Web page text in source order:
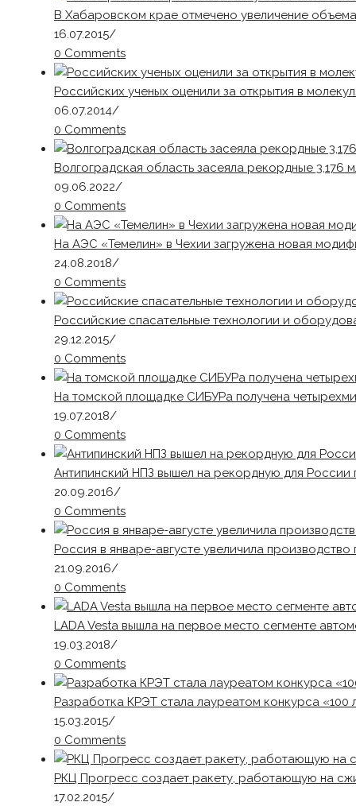
В Хабаровском крае отмечено увеличение
16.07.2015/
0 Comments
Российских ученых оценили за открытия в
06.07.2014/
0 Comments
Волгоградская область засеяла рекордные 3,176
09.06.2022/
0 Comments
На АЭС «Темелин» в Чехии загружена новая
24.08.2018/
0 Comments
Российские спасательные технологии и
29.12.2015/
0 Comments
На томской площадке СИБУРа получена
19.07.2018/
0 Comments
Антипинский НПЗ вышел на рекордную для
20.09.2016/
0 Comments
Россия в январе-августе увеличила производство
21.09.2016/
0 Comments
LADA Vesta вышла на первое место сегменте
19.03.2018/
0 Comments
Разработка КРЭТ стала лауреатом конкурса
15.03.2015/
0 Comments
РКЦ Прогресс создает ракету, работающую на
17.02.2015/